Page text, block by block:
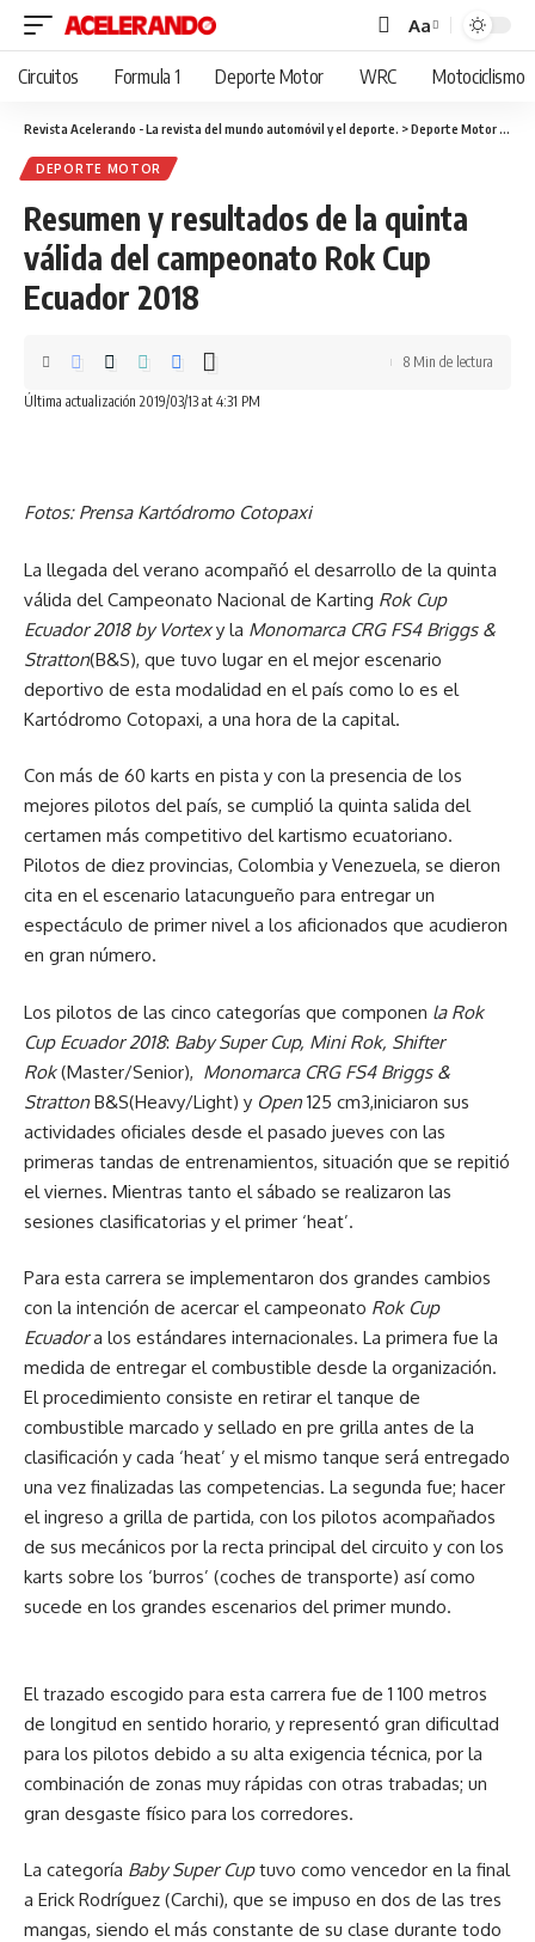
Cambiar
tamaño
fuente
Aa
Circuitos Formula 1 Deporte Motor WRC Motociclismo
Revista Acelerando - La revista del mundo automóvil y el deporte. >Deporte Motor
DEPORTE MOTOR
Resumen y resultados de la quinta
válida del campeonato Rok Cup
Ecuador 2018
Última actualización 2019/03/13 at 4:31 PM
8 Min de lectura
Fotos: Prensa Kartódromo Cotopaxi
La llegada del verano acompañó el desarrollo de la quinta
válida del Campeonato Nacional de Karting Rok Cup
Ecuador 2018 by Vortexy la Monomarca CRG FS4 Briggs &
Stratton(B&S), que tuvo lugar en el mejor escenario
deportivo de esta modalidad en el país como lo es el
Kartódromo Cotopaxi, a una hora de la capital.
Con más de 60 karts en pista y con la presencia de los
mejores pilotos del país, se cumplió la quinta salida del
certamen más competitivo del kartismo ecuatoriano.
Pilotos de diez provincias, Colombia y Venezuela, se dieron
cita en el escenario latacungueño para entregar un
espectáculo de primer nivel a los aficionados que acudieron
en gran número.
Los pilotos de las cinco categorías que componen la Rok
Cup Ecuador 2018: Baby Super Cup, Mini Rok, Shifter
Rok(Master/Senior), Monomarca CRG FS4 Briggs &
Stratton B&S(Heavy/Light) y Open 125 cm3,iniciaron sus
actividades oficiales desde el pasado jueves con las
primeras tandas de entrenamientos, situación que se repitió
el viernes. Mientras tanto el sábado se realizaron las
sesiones clasificatorias y el primer ‘heat’.
Para esta carrera se implementaron dos grandes cambios
con la intención de acercar el campeonato Rok Cup
Ecuadora los estándares internacionales. La primera fue la
medida de entregar el combustible desde la organización.
El procedimiento consiste en retirar el tanque de
combustible marcado y sellado en pre grilla antes de la
clasificación y cada ‘heat’ y el mismo tanque será entregado
una vez finalizadas las competencias. La segunda fue; hacer
el ingreso a grilla de partida, con los pilotos acompañados
de sus mecánicos por la recta principal del circuito y con los
karts sobre los ‘burros’ (coches de transporte) así como
sucede en los grandes escenarios del primer mundo.
El trazado escogido para esta carrera fue de 1 100 metros
de longitud en sentido horario, y representó gran dificultad
para los pilotos debido a su alta exigencia técnica, por la
combinación de zonas muy rápidas con otras trabadas; un
gran desgaste físico para los corredores.
La categoría Baby Super Cuptuvo como vencedor en la final
a Erick Rodríguez (Carchi), que se impuso en dos de las tres
mangas, siendo el más constante de su clase durante todo